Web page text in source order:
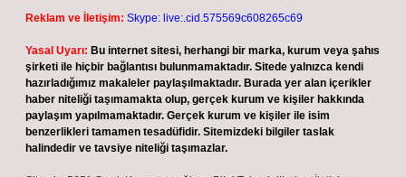
Reklam ve İletişim: Skype: live:.cid.575569c608265c69
Yasal Uyarı: Bu internet sitesi, herhangi bir marka, kurum veya şahıs
şirketi ile hiçbir bağlantısı bulunmamaktadır. Sitede yalnızca kendi
hazırladığımız makaleler paylaşılmaktadır. Burada yer alan içerikler
haber niteliği taşımamakta olup, gerçek kurum ve kişiler hakkında
paylaşım yapılmamaktadır. Gerçek kurum ve kişiler ile isim
benzerlikleri tamamen tesadüfidir. Sitemizdeki bilgiler taslak
halindedir ve tavsiye niteliği taşımazlar.